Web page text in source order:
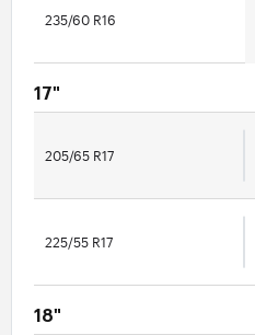
235/60 R16
17"
205/65 R17
225/55 R17
18"